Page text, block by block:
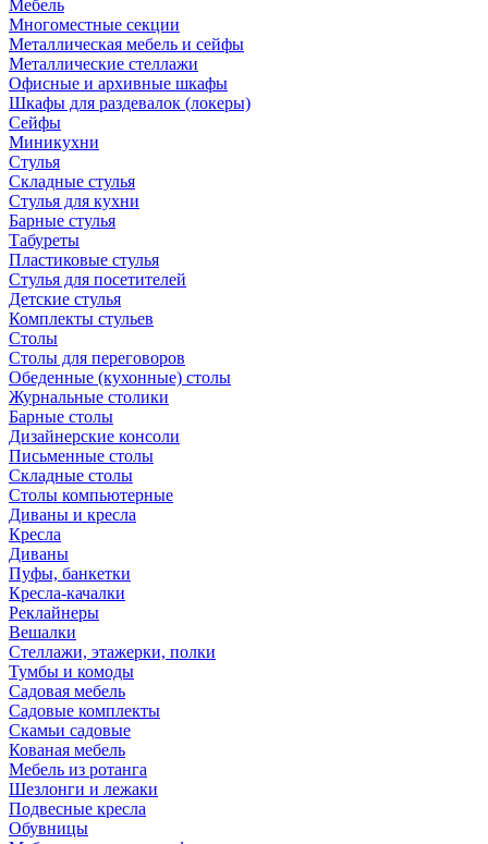
Мебель
Многоместные секции
Металлическая мебель и сейфы
Металлические стеллажи
Офисные и архивные шкафы
Шкафы для раздевалок (локеры)
Сейфы
Миникухни
Стулья
Складные стулья
Стулья для кухни
Барные стулья
Табуреты
Пластиковые стулья
Стулья для посетителей
Детские стулья
Комплекты стульев
Столы
Столы для переговоров
Обеденные (кухонные) столы
Журнальные столики
Барные столы
Дизайнерские консоли
Письменные столы
Складные столы
Столы компьютерные
Диваны и кресла
Кресла
Диваны
Пуфы, банкетки
Кресла-качалки
Реклайнеры
Вешалки
Стеллажи, этажерки, полки
Тумбы и комоды
Садовая мебель
Садовые комплекты
Скамьи садовые
Кованая мебель
Мебель из ротанга
Шезлонги и лежаки
Подвесные кресла
Обувницы